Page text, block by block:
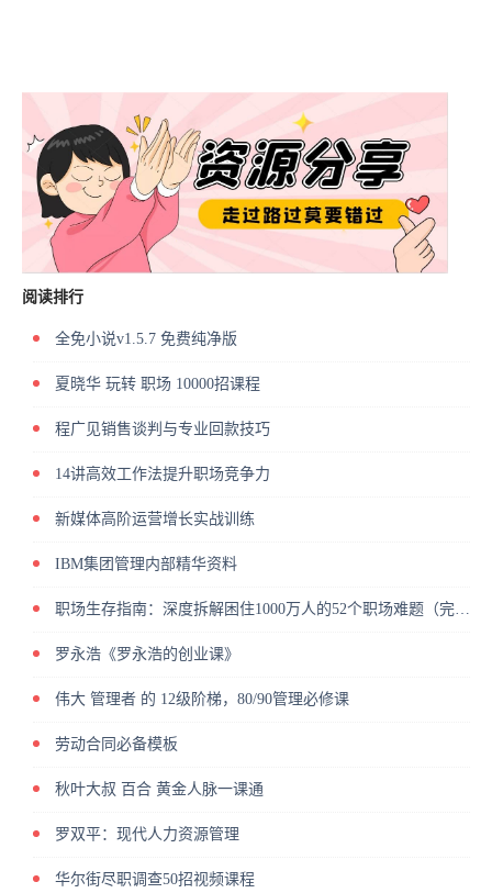
阅读排行
全免小说v1.5.7 免费纯净版
夏晓华 玩转 职场 10000招课程
程广见销售谈判与专业回款技巧
14讲高效工作法提升职场竞争力
新媒体高阶运营增长实战训练
IBM集团管理内部精华资料
职场生存指南：深度拆解困住1000万人的52个职场难题（完结）
罗永浩《罗永浩的创业课》
伟大 管理者 的 12级阶梯，80/90管理必修课
劳动合同必备模板
秋叶大叔 百合 黄金人脉一课通
罗双平：现代人力资源管理
华尔街尽职调查50招视频课程